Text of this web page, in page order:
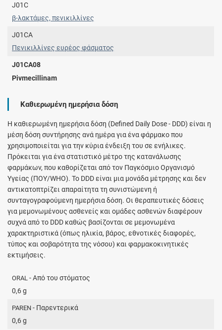
J01C
β-λακτάμες, πενικιλλίνες
J01CA
Πενικιλλίνες ευρέος φάσματος
J01CA08
Pivmecillinam
Καθιερωμένη ημερήσια δόση
H καθιερωμένη ημερήσια δόση (Defined Daily Dose - DDD) είναι η
μέση δόση συντήρησης ανά ημέρα για ένα φάρμακο που
χρησιμοποιείται για την κύρια ένδειξη του σε ενήλικες.
Πρόκειται για ένα στατιστικό μέτρο της κατανάλωσης
φαρμάκων, που καθορίζεται από τον Παγκόσμιο Οργανισμό
Υγείας (ΠΟΥ/WHO). Το DDD είναι μια μονάδα μέτρησης και δεν
αντικατοπτρίζει απαραίτητα τη συνιστώμενη ή
συνταγογραφούμενη ημερήσια δόση. Οι θεραπευτικές δόσεις
για μεμονωμένους ασθενείς και ομάδες ασθενών διαφέρουν
συχνά από το DDD καθώς βασίζονται σε μεμονωμένα
χαρακτηριστικά (όπως ηλικία, βάρος, εθνοτικές διαφορές,
τύπος και σοβαρότητα της νόσου) και φαρμακοκινητικές
εκτιμήσεις.
ORAL - Από του στόματος
0,6 g
PAREN - Παρεντερικά
0,6 g